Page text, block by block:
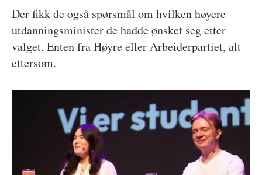
Der fikk de også spørsmål om hvilken høyere
utdanningsminister de hadde ønsket seg etter
valget. Enten fra Høyre eller Arbeiderpartiet, alt
ettersom.